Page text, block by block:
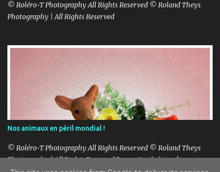
© Roléro-T Photography All Rights Reserved © Roland Theys
Photography | All Rights Reserved
Nos animaux en péril mondial !
© Roléro-T Photography All Rights Reserved © Roland Theys
Photography | All Rights Reserved Bonne Année à tous!